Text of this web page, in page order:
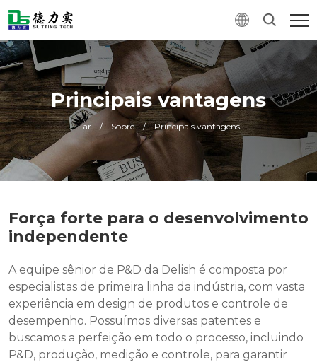
Principais vantagens
Lar / Sobre / Principais vantagens
Força forte para o desenvolvimento
independente
A equipe sênior de P&D da Delish é composta por
especialistas de primeira linha da indústria, com vasta
experiência em design de produtos e controle de
desempenho. Possuímos diversas patentes e
buscamos a perfeição em todo o processo, incluindo
P&D, produção, medição e controle, para garantir